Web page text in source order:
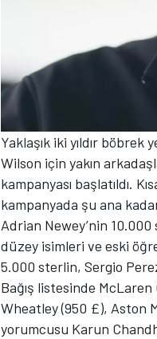
Yaklaşık iki yıldır
Wilson için yakın
kampanyası başlatıldı.
kampanyada şu ana
Adrian Newey’nin 10.000
düzey isimleri ve eski
5.000 sterlin, Sergio
Bağış listesinde
Wheatley (950 £), Aston
yorumcusu Karun